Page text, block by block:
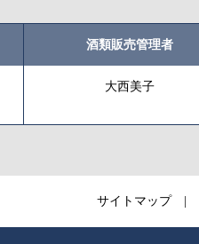
酒類販売管理者
大西美子
サイトマップ